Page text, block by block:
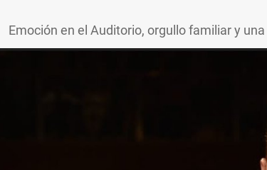
Emoción en el Auditorio, orgullo familiar y